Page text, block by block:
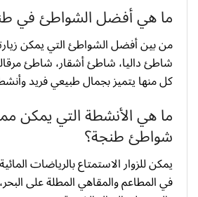
ما هي أفضل الشواطئ في
من بين أفضل الشواطئ التي يمكن
شاطئ داليا، شاطئ أشقار، شاطئ
كل منها يتميز بجمال طبيعي فريد
ما هي الأنشطة التي يمكن
شواطئ طنجة؟
يمكن للزوار الاستمتاع بالرياضات
في المطاعم والمقاهي المطلة على